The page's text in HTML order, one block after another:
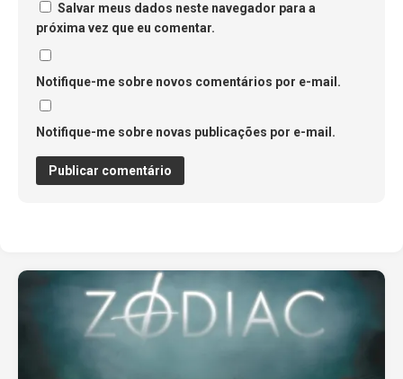
Salvar meus dados neste navegador para a
próxima vez que eu comentar.
Notifique-me sobre novos comentários por e-mail.
Notifique-me sobre novas publicações por e-mail.